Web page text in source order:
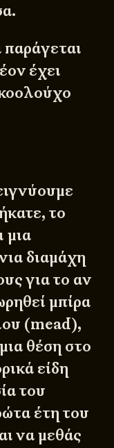
έχει
το
μια
διαμάχη
για το αν
μπίρα
(mead),
θέση στο
είδη
του
έτη του
να μεθάς